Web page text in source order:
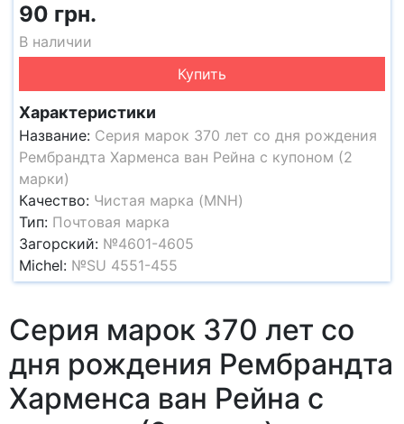
90 грн.
В наличии
Купить
Характеристики
Название: Серия марок 370 лет со дня рождения
Рембрандта Харменса ван Рейна с купоном (2
марки)
Качество: Чистая марка (MNH)
Тип: Почтовая марка
Загорский: №4601-4605
Michel: №SU 4551-455
Серия марок 370 лет со
дня рождения Рембрандта
Харменса ван Рейна с